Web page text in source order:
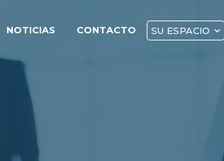
NOTICIAS CONTACTO SU ESPACIO